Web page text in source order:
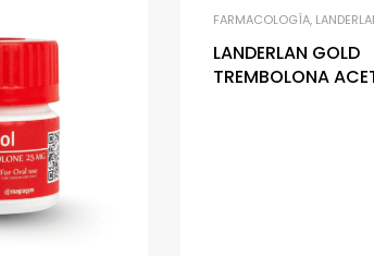
FARMACOLOGÍA,
LANDERLAN GOLD
TREMBOLONA